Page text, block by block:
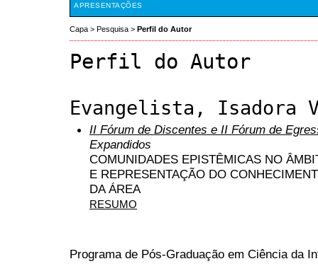
APRESENTAÇÕES
Capa > Pesquisa > Perfil do Autor
Perfil do Autor
Evangelista, Isadora
II Fórum de Discentes e II Fórum de
Expandidos
COMUNIDADES EPISTÊMICAS NO
E REPRESENTAÇÃO DO
DA ÁREA
RESUMO
Programa de Pós-Graduação em Ciência da